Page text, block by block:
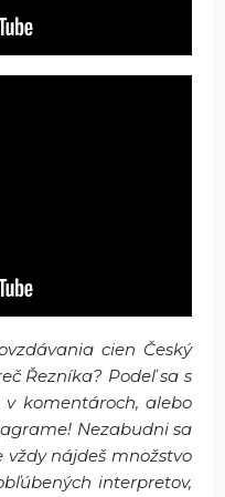
cien Český
Řezníka? Podeľ sa s
komentároch, alebo
Nezabudni sa
vždy nájdeš množstvo
interpretov,